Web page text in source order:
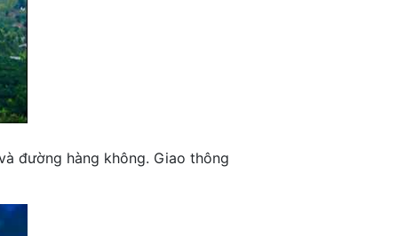
đường hàng không. Giao thông